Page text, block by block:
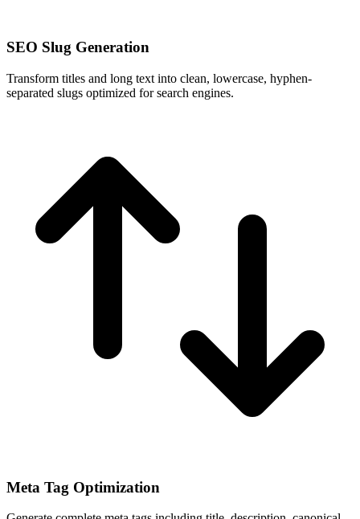
SEO Slug Generation
Transform titles and long text into clean, lowercase, hyphen-
separated slugs optimized for search engines.
Meta Tag Optimization